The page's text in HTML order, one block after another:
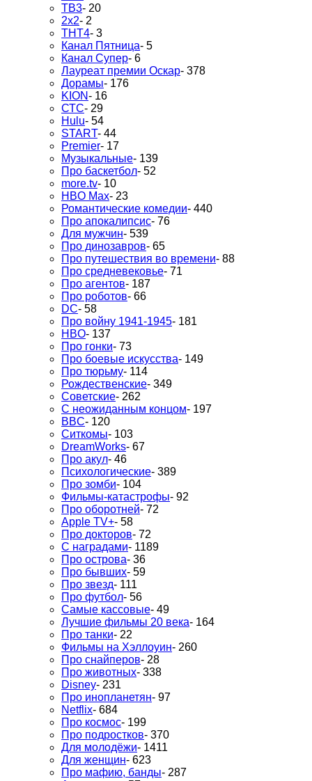
ТВ3- 20
2х2- 2
ТНТ4- 3
Канал Пятница- 5
Канал Супер- 6
Лауреат премии Оскар- 378
Дорамы- 176
KION- 16
СТС- 29
Hulu- 54
START- 44
Premier- 17
Музыкальные- 139
Про баскетбол- 52
more.tv- 10
HBO Max- 23
Романтические комедии- 440
Про апокалипсис- 76
Для мужчин- 539
Про динозавров- 65
Про путешествия во времени- 88
Про средневековье- 71
Про агентов- 187
Про роботов- 66
DC- 58
Про войну 1941-1945- 181
HBO- 137
Про гонки- 73
Про боевые искусства- 149
Про тюрьму- 114
Рождественские- 349
Советские- 262
С неожиданным концом- 197
BBC- 120
Ситкомы- 103
DreamWorks- 67
Про акул- 46
Психологические- 389
Про зомби- 104
Фильмы-катастрофы- 92
Про оборотней- 72
Apple TV+- 58
Про докторов- 72
С наградами- 1189
Про острова- 36
Про бывших- 59
Про звезд- 111
Про футбол- 56
Самые кассовые- 49
Лучшие фильмы 20 века- 164
Про танки- 22
Фильмы на Хэллоуин- 260
Про снайперов- 28
Про животных- 338
Disney- 231
Про инопланетян- 97
Netflix- 684
Про космос- 199
Про подростков- 370
Для молодёжи- 1411
Для женщин- 623
Про мафию, банды- 287